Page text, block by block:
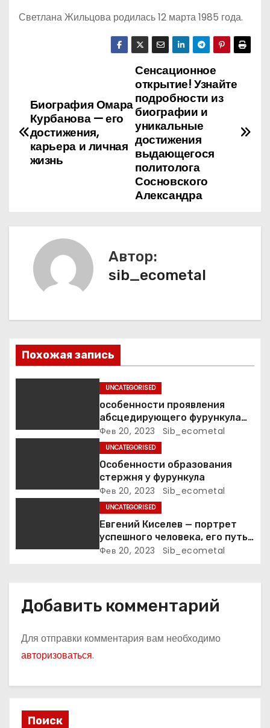
Светлана Жильцова родилась 12 марта 1985 года.
в
ц
з
а
и
Сенсационное
открытие! Узнайте
подробности из
биографии и
уникальные
достижения
выдающегося
политолога
Сосновского
Александра
Биография Омара
Курбанова — его
достижения,
карьера и личная
жизнь
Автор:
sib_ecometal
Похожая запись
UNCATEGORISED
особенности проявления
абсцедирующего фурункула
код по МКБ-10
Фев 20, 2023 Sib_ecometal
UNCATEGORISED
Особенности образования
стержня у фурункула
Фев 20, 2023 Sib_ecometal
UNCATEGORISED
Евгений Киселев — портрет
успешного человека, его путь
к славе и личное счастье
Фев 20, 2023 Sib_ecometal
Добавить комментарий
Для отправки комментария вам необходимо
авторизоваться.
Поиск